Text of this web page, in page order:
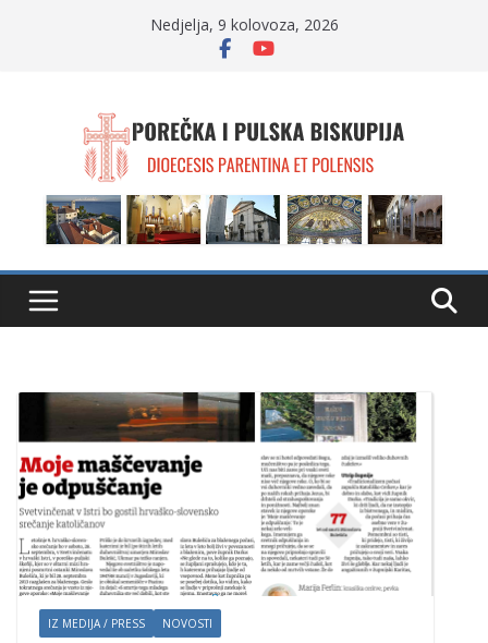
Nedjelja, 9 kolovoza, 2026
IZ MEDIJA / PRESS NOVOSTI